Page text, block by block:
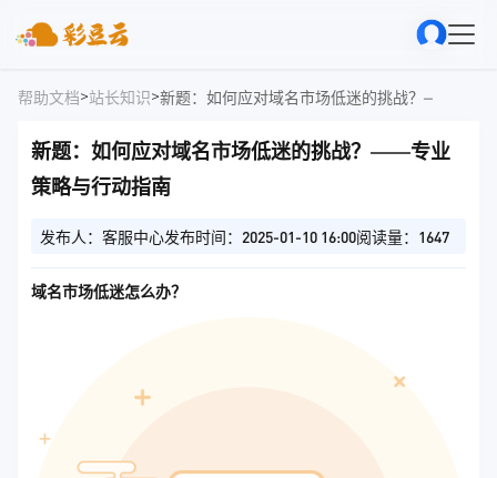
帮助文档>站长知识>新题：如何应对域名市场低迷的挑战？——专业
新题：如何应对域名市场低迷的挑战？——专业
策略与行动指南
发布人：客服中心发布时间：2025-01-10 16:00阅读量：1647
域名市场低迷怎么办？